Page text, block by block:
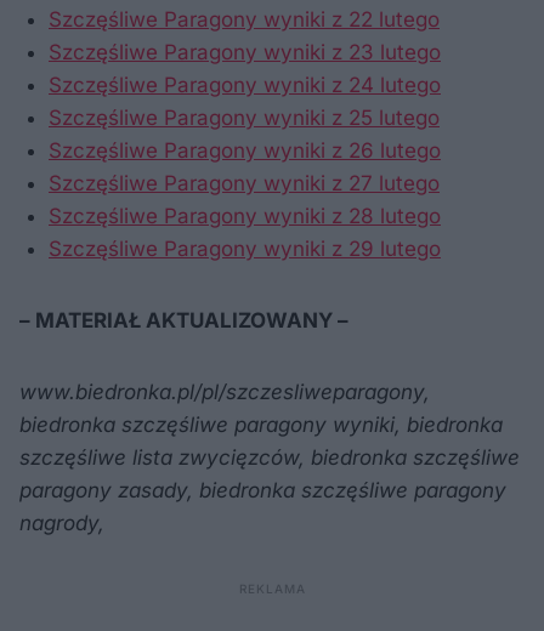
Szczęśliwe Paragony wyniki z 22 lutego
Szczęśliwe Paragony wyniki z 23 lutego
Szczęśliwe Paragony wyniki z 24 lutego
Szczęśliwe Paragony wyniki z 25 lutego
Szczęśliwe Paragony wyniki z 26 lutego
Szczęśliwe Paragony wyniki z 27 lutego
Szczęśliwe Paragony wyniki z 28 lutego
Szczęśliwe Paragony wyniki z 29 lutego
– MATERIAŁ AKTUALIZOWANY –
www.biedronka.pl/pl/szczesliweparagony,
biedronka szczęśliwe paragony wyniki, biedronka
szczęśliwe lista zwycięzców, biedronka szczęśliwe
paragony zasady, biedronka szczęśliwe paragony
nagrody,